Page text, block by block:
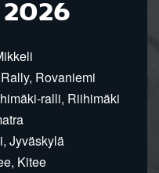
2026
Rovaniemi
ralli, Riihimäki
Jyväskylä
Kitee